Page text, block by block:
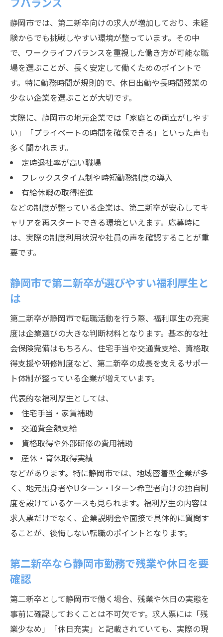
静岡市では、第二新卒向けの求人が増加しており、未経
験からでも挑戦しやすい環境が整っています。その中
で、ワークライフバランスを重視した働き方が可能な職
場を選ぶことが、長く安定して働くためのポイントで
す。特に勤務時間が規則的で、休日出勤や長時間残業の
少ない企業を選ぶことが大切です。
実際に、静岡市の地元企業では「家庭との両立がしやす
い」「プライベートの時間を確保できる」といった声も
多く聞かれます。
定時退社率が高い職場
フレックスタイム制や時短勤務制度の導入
有給休暇の取得推進
などの制度が整っている企業は、第二新卒が安心してキ
ャリアを再スタートできる環境といえます。応募時に
は、実際の制度利用状況や社員の声を確認することが重
要です。
静岡市で第二新卒が選びやすい福利厚生と
は
第二新卒が静岡市で転職活動を行う際、福利厚生の充実
度は企業選びの大きな判断材料となります。基本的な社
会保険完備はもちろん、住宅手当や交通費支給、資格取
得支援や研修制度など、第二新卒の成長を支えるサポー
ト体制が整っている企業が増えています。
代表的な福利厚生としては、
住宅手当・家賃補助
交通費全額支給
資格取得や外部研修の費用補助
産休・育休取得実績
などがあります。特に静岡市では、地域密着型企業が多
く、地元出身者やUターン・Iターン希望者向けの独自制
度を設けているケースも見られます。福利厚生の内容は
求人票だけでなく、企業説明会や面接で具体的に質問す
ることが、後悔しない転職のポイントとなります。
第二新卒なら静岡市勤務で残業や休日を要
確認
第二新卒として静岡市で働く場合、残業や休日の実態を
事前に確認しておくことは不可欠です。求人票には「残
業少なめ」「休日充実」と記載されていても、実際の現